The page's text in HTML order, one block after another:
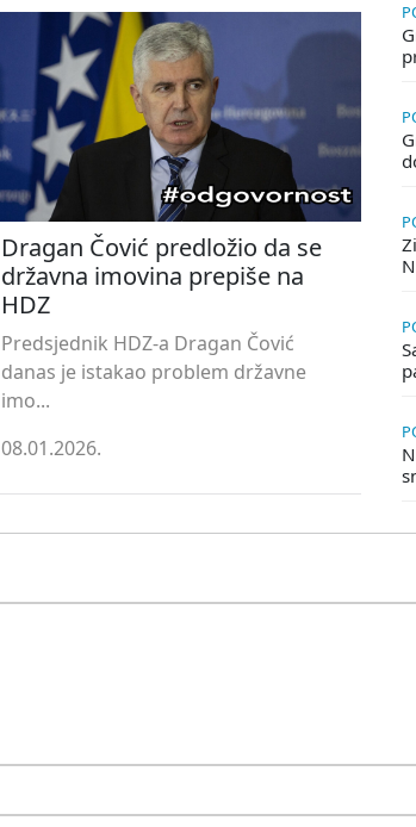
Dragan Čović predložio da se
državna imovina prepiše na
HDZ
Predsjednik HDZ-a Dragan Čović
danas je istakao problem državne
imo...
08.01.2026.